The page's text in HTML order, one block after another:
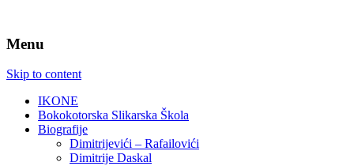
Menu
Skip to content
IKONE
Bokokotorska Slikarska Škola
Biografije
Dimitrijevići – Rafailovići
Dimitrije Daskal